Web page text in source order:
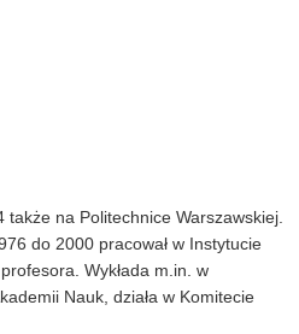
także na Politechnice Warszawskiej.
do 2000 pracował w Instytucie
Wykłada m.in. w
Nauk, działa w Komitecie